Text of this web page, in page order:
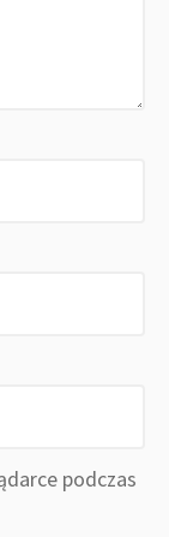
podczas